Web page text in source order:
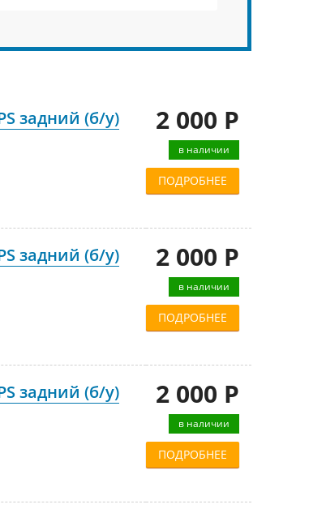
задний (б/у) 2 000 Р
в наличии
ПОДРОБНЕЕ
задний (б/у) 2 000 Р
в наличии
ПОДРОБНЕЕ
задний (б/у) 2 000 Р
в наличии
ПОДРОБНЕЕ